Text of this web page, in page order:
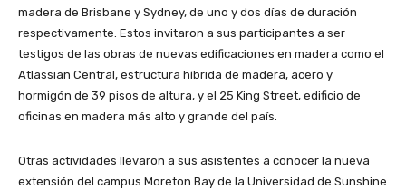
madera de Brisbane y Sydney, de uno y dos días de duración
respectivamente. Estos invitaron a sus participantes a ser
testigos de las obras de nuevas edificaciones en madera como el
Atlassian Central, estructura híbrida de madera, acero y
hormigón de 39 pisos de altura, y el 25 King Street, edificio de
oficinas en madera más alto y grande del país.
Otras actividades llevaron a sus asistentes a conocer la nueva
extensión del campus Moreton Bay de la Universidad de Sunshine